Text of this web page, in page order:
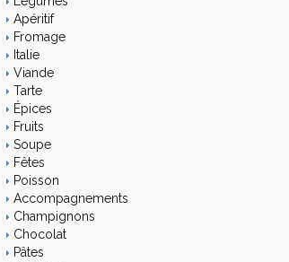
Apéritif
Fromage
Italie
Viande
Tarte
Épices
Fruits
Soupe
Fêtes
Poisson
Accompagnements
Champignons
Chocolat
Pâtes